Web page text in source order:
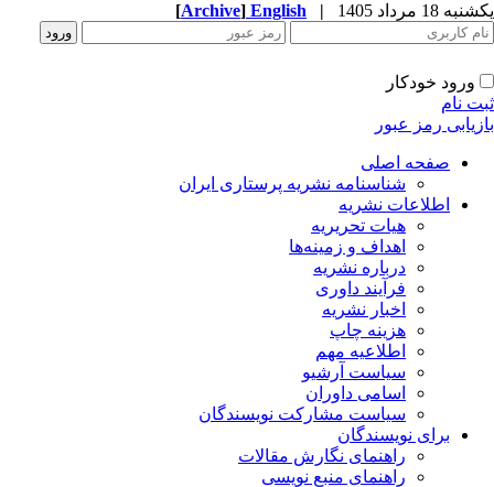
18 مرداد 1405 |
English
[Archive]
ورود خودکار
نام
رمز عبور
صفحه اصلی
شناسنامه نشریه پرستاری ایران
اطلاعات نشریه
هیات تحریریه
اهداف و زمینه‌ها
درباره نشریه
فرآیند داوری
اخبار نشریه
هزینه چاپ
اطلاعیه مهم
سیاست آرشیو
اسامی داوران
سیاست مشارکت نویسندگان
برای نویسندگان
راهنمای نگارش مقالات
راهنمای منبع نویسی